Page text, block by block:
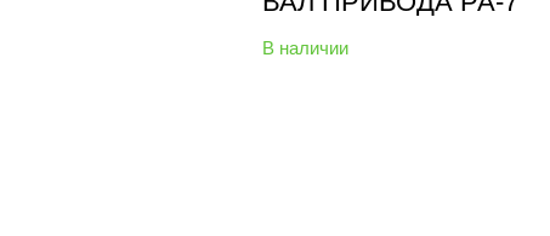
В наличии